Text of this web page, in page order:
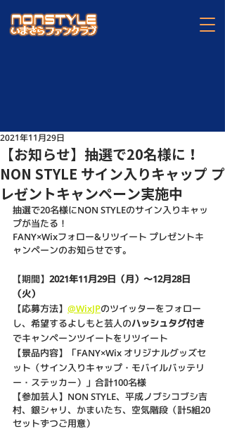
【お知らせ】抽選で20名様に！
NON STYLE サイン入りキャップ プ
レゼントキャンペーン実施中
2021年11月29日
抽選で20名様にNON STYLEのサイン入りキャッ
プが当たる！
FANY×Wixフォロー&リツイート プレゼントキ
ャンペーンのお知らせです。
【期間】 2021年11月29日（月）～12月28日
（火）
【応募方法】 @WixJPのツイッターをフォロー
し、希望するよしもと芸人のハッシュタグ付き
でキャンペーンツイートをリツイート
【景品内容】「FANY×Wix オリジナルグッズセ
ット（サイン入りキャップ・モバイルバッテリ
ー・ステッカー）」合計100名様
【参加芸人】NON STYLE、平成ノブシコブシ吉
村、銀シャリ、かまいたち、空気階段（計5組20
セットずつご用意）